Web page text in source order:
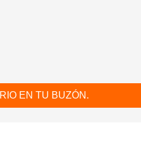
EN TU BUZÓN.